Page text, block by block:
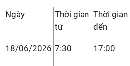
Ngày
Thời gian
từ
Thời gian
đến
18/06/2026 7:30 17:00